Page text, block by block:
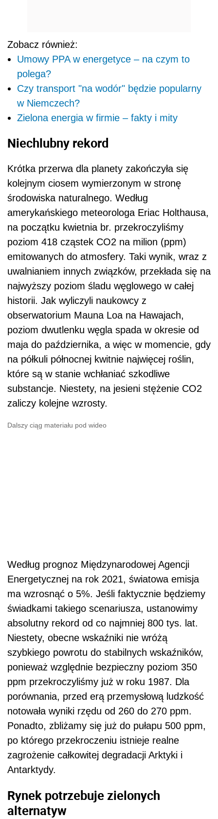
Zobacz również:
Umowy PPA w energetyce – na czym to
polega?
Czy transport "na wodór" będzie popularny
w Niemczech?
Zielona energia w firmie – fakty i mity
Niechlubny rekord
Krótka przerwa dla planety zakończyła się
kolejnym ciosem wymierzonym w stronę
środowiska naturalnego. Według
amerykańskiego meteorologa Eriac Holthausa,
na początku kwietnia br. przekroczyliśmy
poziom 418 cząstek CO2 na milion (ppm)
emitowanych do atmosfery. Taki wynik, wraz z
uwalnianiem innych związków, przekłada się na
najwyższy poziom śladu węglowego w całej
historii. Jak wyliczyli naukowcy z
obserwatorium Mauna Loa na Hawajach,
poziom dwutlenku węgla spada w okresie od
maja do października, a więc w momencie, gdy
na półkuli północnej kwitnie najwięcej roślin,
które są w stanie wchłaniać szkodliwe
substancje. Niestety, na jesieni stężenie CO2
zaliczy kolejne wzrosty.
Dalszy ciąg materiału pod wideo
Według prognoz Międzynarodowej Agencji
Energetycznej na rok 2021, światowa emisja
ma wzrosnąć o 5%. Jeśli faktycznie będziemy
świadkami takiego scenariusza, ustanowimy
absolutny rekord od co najmniej 800 tys. lat.
Niestety, obecne wskaźniki nie wróżą
szybkiego powrotu do stabilnych wskaźników,
ponieważ względnie bezpieczny poziom 350
ppm przekroczyliśmy już w roku 1987. Dla
porównania, przed erą przemysłową ludzkość
notowała wyniki rzędu od 260 do 270 ppm.
Ponadto, zbliżamy się już do pułapu 500 ppm,
po którego przekroczeniu istnieje realne
zagrożenie całkowitej degradacji Arktyki i
Antarktydy.
Rynek potrzebuje zielonych
alternatyw